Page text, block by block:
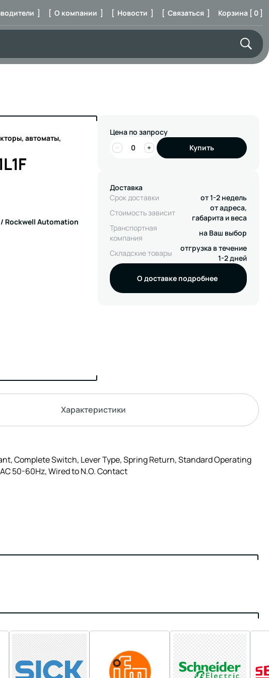
] [ О компании ] [ Новости ] [ Связаться ] Корзина [ 0 ]
автоматы,
Rockwell Automation
Цена по запросу
−
+ Купить
Доставка
Срок доставки
от 1-2 недель
Стоимость зависит
от адреса,
габарита и веса
Транспортная
компания
на Ваш выбор
Складские товары
отгрузка в течение
1-2 дней
О доставке подробнее
Характеристики
Complete Switch, Lever Type, Spring Return, Standard Operating
50-60Hz, Wired to N.O. Contact